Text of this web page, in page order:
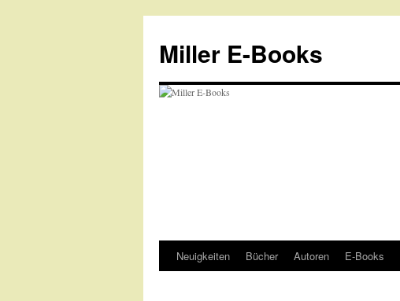
springen
Miller E-Books
Neuigkeiten Bücher Autoren E-Books